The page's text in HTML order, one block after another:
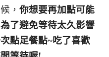
， 你想要再加點可能
了避免等待太久影響
點足餐點~吃了喜歡